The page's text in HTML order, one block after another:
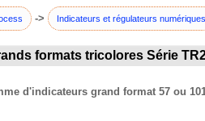
-> Indicateurs et régulateurs numériques
formats tricolores Série
d'indicateurs grand format 57 ou